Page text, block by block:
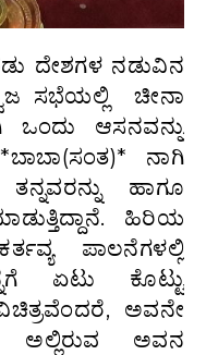
ದೇಶಗಳ ನಡುವಿನ
ಸಭೆಯಲ್ಲಿ ಚೀನಾ
ಆಸನವನ್ನು
ನಾಗಿ
ಹಾಗೂ
ಹಿರಿಯ
ಪಾಲನೆಗಳಲ್ಲಿ
ಏಟು ಕೊಟ್ಟು
ಅವನೇ
ಅಲ್ಲಿರುವ ಅವನ